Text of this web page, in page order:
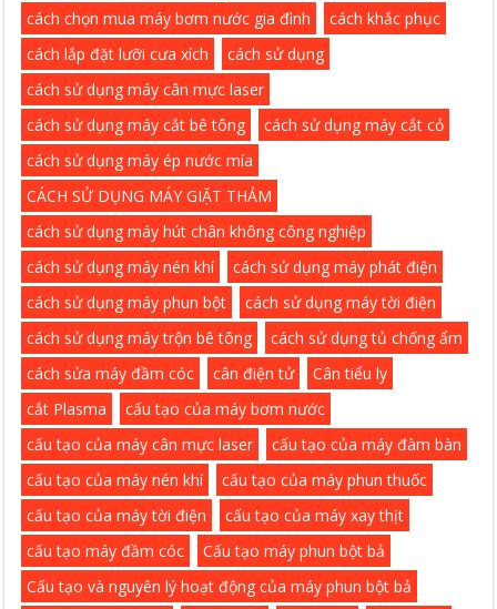
cách chọn mua máy bơm nước gia đình
cách khắc phục
cách lắp đặt lưỡi cưa xích
cách sử dụng
cách sử dụng máy cân mực laser
cách sử dụng máy cắt bê tông
cách sử dụng máy cắt cỏ
cách sử dụng máy ép nước mía
CÁCH SỬ DỤNG MÁY GIẶT THẢM
cách sử dụng máy hút chân không công nghiệp
cách sử dụng máy nén khí
cách sử dụng máy phát điện
cách sử dụng máy phun bột
cách sử dụng máy tời điện
cách sử dụng máy trộn bê tông
cách sử dụng tủ chống ẩm
cách sửa máy đầm cóc
cân điện tử
Cân tiểu ly
cắt Plasma
cấu tạo của máy bơm nước
cấu tạo của máy cân mực laser
cấu tạo của máy đàm bàn
cấu tạo của máy nén khí
cấu tạo của máy phun thuốc
cấu tạo của máy tời điện
cấu tạo của máy xay thịt
cấu tạo máy đầm cóc
Cấu tạo máy phun bột bả
Cấu tạo và nguyên lý hoạt động của máy phun bột bả